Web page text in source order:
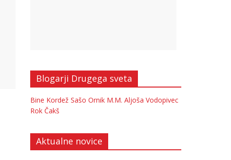
Blogarji Drugega sveta
Bine Kordež Sašo Ornik M.M. Aljoša Vodopivec
Rok Čakš
Aktualne novice